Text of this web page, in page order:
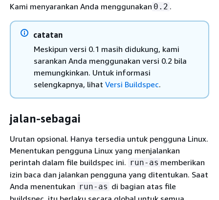
Kami menyarankan Anda menggunakan 0.2 .
catatan
Meskipun versi 0.1 masih didukung, kami
sarankan Anda menggunakan versi 0.2 bila
memungkinkan. Untuk informasi
selengkapnya, lihat Versi Buildspec.
jalan-sebagai
Urutan opsional. Hanya tersedia untuk pengguna Linux.
Menentukan pengguna Linux yang menjalankan
perintah dalam file buildspec ini. run-as memberikan
izin baca dan jalankan pengguna yang ditentukan. Saat
Anda menentukan run-as di bagian atas file